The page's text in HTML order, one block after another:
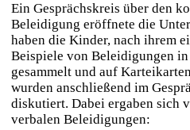
Ein Gesprächskreis über den
Beleidigung eröffnete die
haben die Kinder, nach ihrem
Beispiele von Beleidigungen
gesammelt und auf
wurden anschließend im
diskutiert. Dabei ergaben sich
verbalen Beleidigungen: